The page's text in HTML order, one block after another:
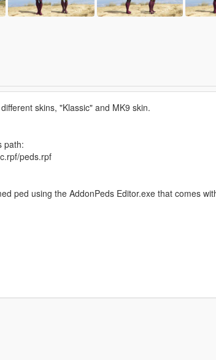
skins, "Klassic" and MK9 skin.
path:
peds.rpf
ped using the AddonPeds Editor.exe that comes